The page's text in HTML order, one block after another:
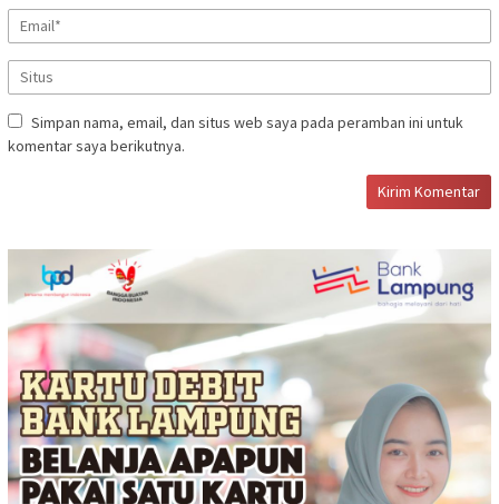
Simpan nama, email, dan situs web saya pada peramban ini untuk
komentar saya berikutnya.